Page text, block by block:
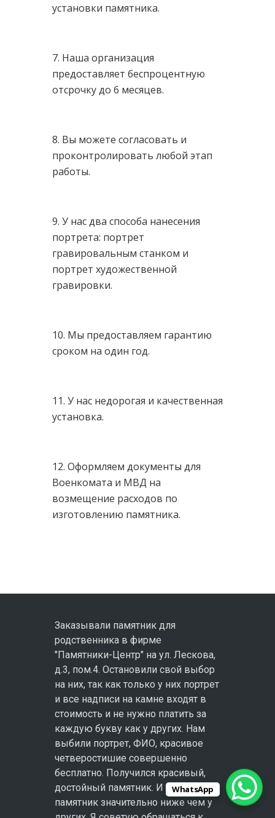
установки памятника.
7. Наша организация
предоставляет беспроцентную
отсрочку до 6 месяцев.
8. Вы можете согласовать и
проконтролировать любой этап
работы.
9. У нас два способа нанесения
портрета: портрет
гравировальным станком и
портрет художественной
гравировки.
10. Мы предоставляем гарантию
сроком на один год.
11. У нас недорогая и качественная
установка.
12. Оформляем документы для
Военкомата и МВД на
возмещение расходов по
изготовлению памятника.
Заказывали памятник для
родственника в фирме
"Памятники-Центр" на ул. Лескова,
д.3, пом.4. Остановили свой выбор
на них, так как только у них портрет
и все надписи на камне входят в
стоимость и не нужно платить за
каждую букву как у других. Нам
выбили портрет, ФИО, красивое
четверостишие совершенно
бесплатно. Получился красивый,
достойный памятник. И цена за
памятник значительно ниже чем у
WhatsApp